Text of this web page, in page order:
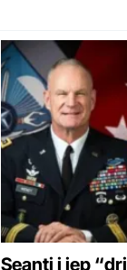
Seanti i jep